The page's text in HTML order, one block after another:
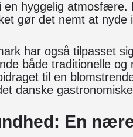
en hyggelig
gør det nemt at nyde
har også tilpasset
både traditionelle
til en
danske
En